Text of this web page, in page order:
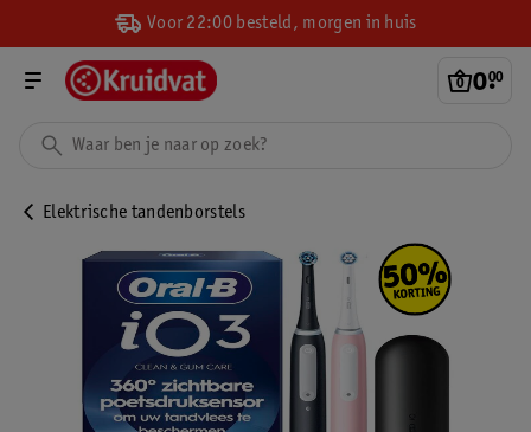
Voor 22:00 besteld, morgen in huis
0.
00
Elektrische tandenborstels